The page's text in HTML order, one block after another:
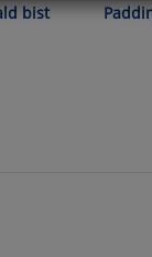
bist
ablehnen, wird Ihr